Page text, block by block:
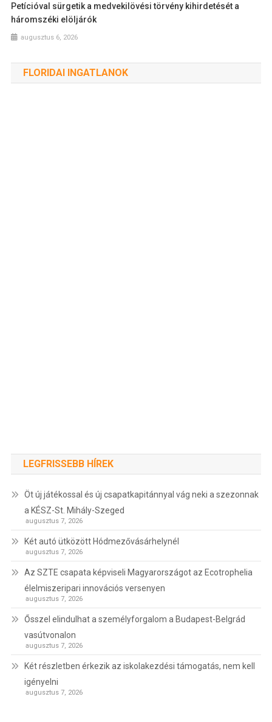
Petícióval sürgetik a medvekilövési törvény kihirdetését a
háromszéki elöljárók
augusztus 6, 2026
FLORIDAI INGATLANOK
LEGFRISSEBB HÍREK
Öt új játékossal és új csapatkapitánnyal vág neki a szezonnak
a KÉSZ-St. Mihály-Szeged
augusztus 7, 2026
Két autó ütközött Hódmezővásárhelynél
augusztus 7, 2026
Az SZTE csapata képviseli Magyarországot az Ecotrophelia
élelmiszeripari innovációs versenyen
augusztus 7, 2026
Ősszel elindulhat a személyforgalom a Budapest-Belgrád
vasútvonalon
augusztus 7, 2026
Két részletben érkezik az iskolakezdési támogatás, nem kell
igényelni
augusztus 7, 2026